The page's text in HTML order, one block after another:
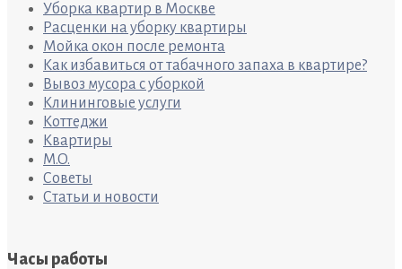
Уборка квартир в Москве
Расценки на уборку квартиры
Мойка окон после ремонта
Как избавиться от табачного запаха в квартире?
Вывоз мусора с уборкой
Клининговые услуги
Коттеджи
Квартиры
M.O.
Советы
Статьи и новости
Часы работы